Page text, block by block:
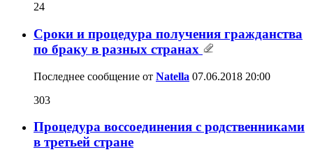
24
Сроки и процедура получения гражданства
по браку в разных странах
Последнее сообщение от Natella 07.06.2018 20:00
303
Процедура воссоединения с родственниками
в третьей стране